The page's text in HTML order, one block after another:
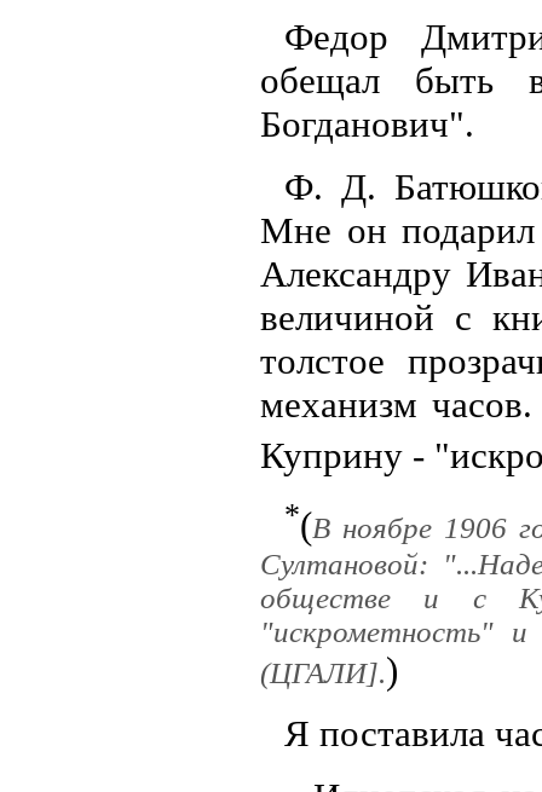
Федор
обещал быть
Богданович".
Ф. Д.
Мне он подарил
Александру
величиной с
толстое
механизм
Куприну -
*(В ноябре 1906
Султановой:
обществе и с
"искрометность"
(ЦГАЛИ].)
Я поставила